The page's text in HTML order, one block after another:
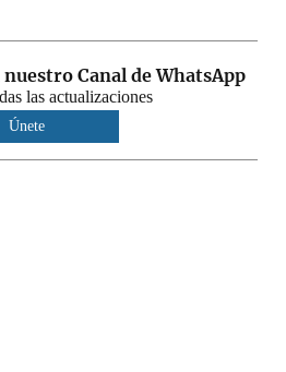
nuestro Canal de WhatsApp
las actualizaciones
Únete